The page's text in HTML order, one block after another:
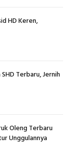
HD Keren,
Terbaru, Jernih
Oleng Terbaru
Unggulannya